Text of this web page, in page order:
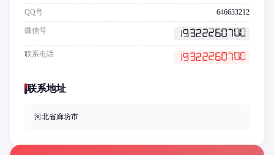
QQ号 646633212
微信号
联系电话
联系地址
河北省廊坊市